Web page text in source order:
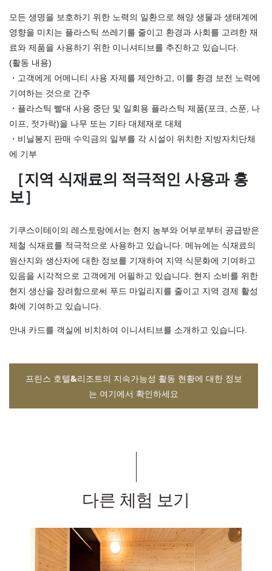
모든 생명을 보호하기 위한 노력의 일환으로 해양 생물과 생태계에
영향을 미치는 플라스틱 쓰레기를 줄이고 환경과 사회를 고려한 재
료와 제품을 사용하기 위한 이니셔티브를 추진하고 있습니다.
(활동 내용)
・고객에게 어메니티 사용 자제를 제안하고, 이를 환경 보전 노력에
기여하는 것으로 간주
・플라스틱 빨대 사용 중단 및 일회용 플라스틱 제품(포크, 스푼, 나
이프, 젓가락)을 나무 또는 기타 대체재로 대체
・비닐봉지 판매 수익금의 일부를 각 시설이 위치한 지방자치단체
에 기부
［지역 식재료의 적극적인 사용과 홍
보］
기쿠스이테이의 레스토랑에서는 현지 농부와 어부로부터 공급받은
제철 식재료를 적극적으로 사용하고 있습니다. 메뉴에는 식재료의
원산지와 생산자에 대한 정보를 기재하여 지역 식문화에 기여하고
있음을 시각적으로 고객에게 어필하고 있습니다. 현지 소비를 위한
현지 생산을 장려함으로써 푸드 마일리지를 줄이고 지역 경제 활성
화에 기여하고 있습니다.
안내 카드를 객실에 비치하여 이니셔티브를 소개하고 있습니다.
프린스 호텔&리조트의 지속가능성 활동 현황에 대한 정보
는 여기에서 확인하세요
다른 체험 보기